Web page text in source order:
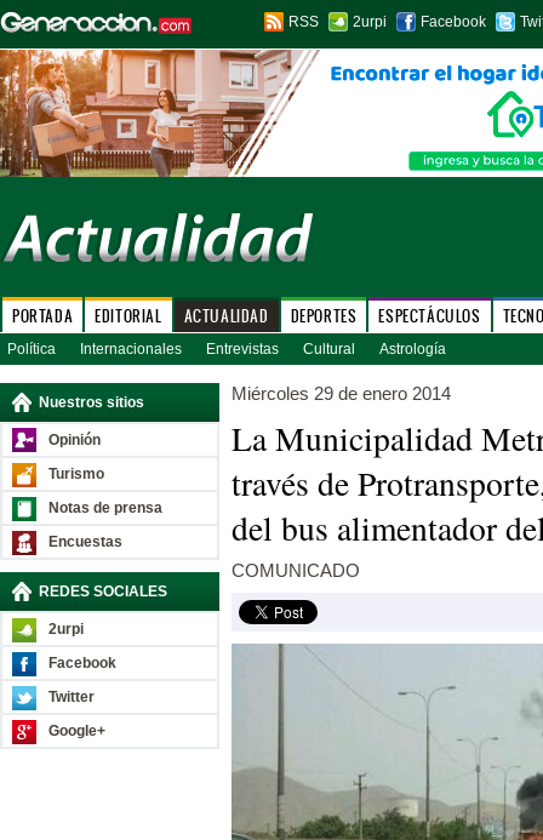
RSS 2urpi Facebook
PORTADA EDITORIAL ACTUALIDAD DEPORTES ESPECTÁCULOS
Política Internacionales Entrevistas Cultural Astrología
Nuestros sitios
Opinión
Turismo
Notas de prensa
Encuestas
REDES SOCIALES
2urpi
Facebook
Twitter
Google+
Miércoles 29 de enero 2014
La Municipalidad
través de
del bus alimentador
COMUNICADO